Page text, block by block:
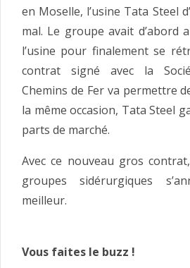
en Moselle, l’usine Tata Steel
mal. Le groupe avait d’abord
l’usine pour finalement se
contrat signé avec la
Chemins de Fer va permettre
la même occasion, Tata Steel
parts de marché.
Avec ce nouveau gros
groupes sidérurgiques
meilleur.
Vous faites le buzz !